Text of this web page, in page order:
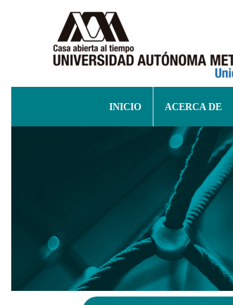
INICIO ACERCA DE